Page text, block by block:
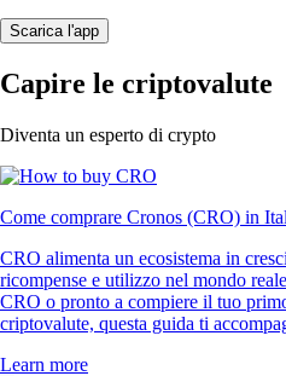
Scarica l'app
Capire le criptovalute
Diventa un esperto di crypto
Come comprare Cronos (CRO) in
CRO alimenta un ecosistema in
ricompense e utilizzo nel mondo
CRO o pronto a compiere il tuo
criptovalute, questa guida ti
Learn more